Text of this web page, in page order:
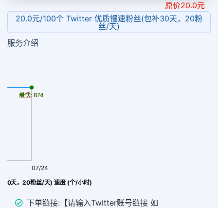
原价20.0元
20.0元/100个 Twitter 优质慢速粉丝(包补30天，20粉
丝/天)
服务介绍
30天，20粉丝/天) 速度 (个/小时)
07/24
最慢: 874
最快: 874
下单链接:【请输入Twitter账号链接 如